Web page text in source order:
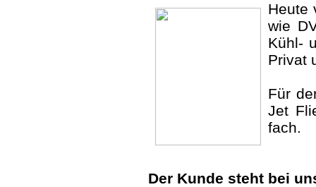
Heute
wie
Kühl-
Privat
Für
Jet
fach.
Der Kunde steht bei